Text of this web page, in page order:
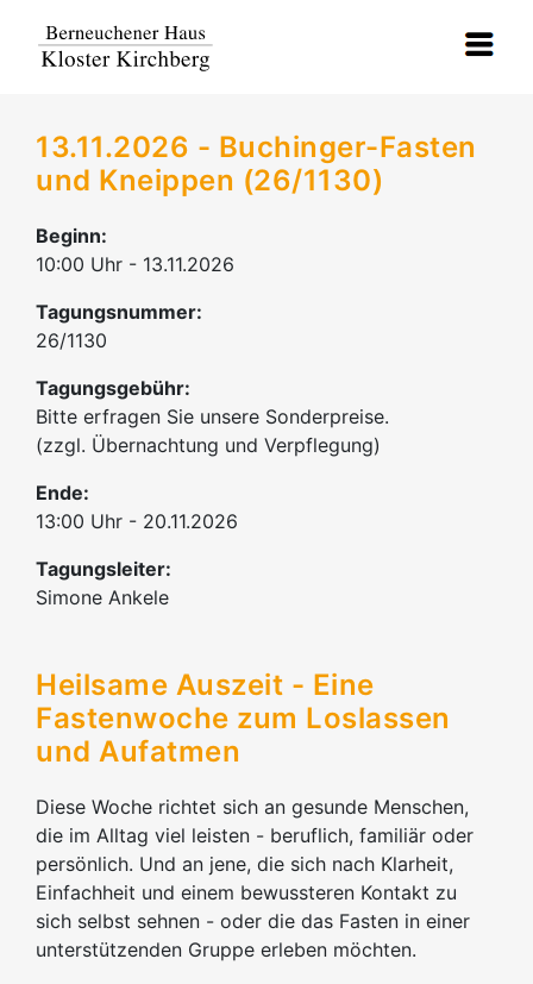
13.11.2026 - Buchinger-Fasten
und Kneippen (26/1130)
Beginn:
10:00 Uhr - 13.11.2026
Tagungsnummer:
26/1130
Tagungsgebühr:
Bitte erfragen Sie unsere Sonderpreise.
(zzgl. Übernachtung und Verpflegung)
Ende:
13:00 Uhr - 20.11.2026
Tagungsleiter:
Simone Ankele
Heilsame Auszeit - Eine
Fastenwoche zum Loslassen
und Aufatmen
Diese Woche richtet sich an gesunde Menschen,
die im Alltag viel leisten - beruflich, familiär oder
persönlich. Und an jene, die sich nach Klarheit,
Einfachheit und einem bewussteren Kontakt zu
sich selbst sehnen - oder die das Fasten in einer
unterstützenden Gruppe erleben möchten.